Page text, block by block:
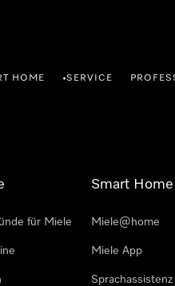
HOME •SERVICE
für Miele
Smart Home
Miele@home
Miele App
Sprachassistenz